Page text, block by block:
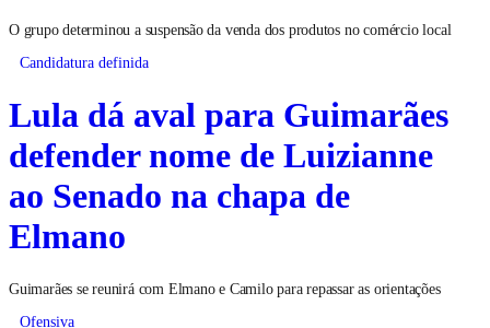
O grupo determinou a suspensão da venda dos produtos no comércio local
Candidatura definida
Lula dá aval para Guimarães
defender nome de Luizianne
ao Senado na chapa de
Elmano
Guimarães se reunirá com Elmano e Camilo para repassar as orientações
Ofensiva